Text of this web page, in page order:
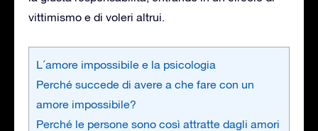
vittimismo e di voleri altrui.
L´amore impossibile e la psicologia
Perché succede di avere a che fare con un
amore impossibile?
Perché le persone sono così attratte dagli amori